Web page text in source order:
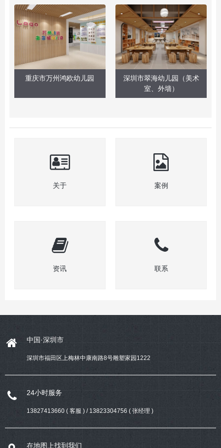
重庆市万州鸿欧幼儿园
深圳市翠海幼儿园（美术
室、外墙）
关于 案例
资讯 联系
中国·深圳市
深圳市福田区上梅林中康南路8号雕塑家园1222
24小时服务
13827413660 ( 客服 ) / 13823304756 ( 张经理 )
在地图上找到我们